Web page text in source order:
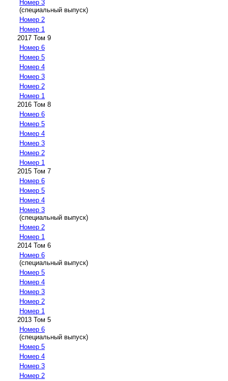
Номер 3
(специальный выпуск)
Номер 2
Номер 1
2017 Том 9
Номер 6
Номер 5
Номер 4
Номер 3
Номер 2
Номер 1
2016 Том 8
Номер 6
Номер 5
Номер 4
Номер 3
Номер 2
Номер 1
2015 Том 7
Номер 6
Номер 5
Номер 4
Номер 3
(специальный выпуск)
Номер 2
Номер 1
2014 Том 6
Номер 6
(специальный выпуск)
Номер 5
Номер 4
Номер 3
Номер 2
Номер 1
2013 Том 5
Номер 6
(специальный выпуск)
Номер 5
Номер 4
Номер 3
Номер 2